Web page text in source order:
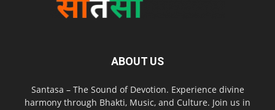
ABOUT US
Santasa – The Sound of Devotion. Experience divine
harmony through Bhakti, Music, and Culture. Join us in